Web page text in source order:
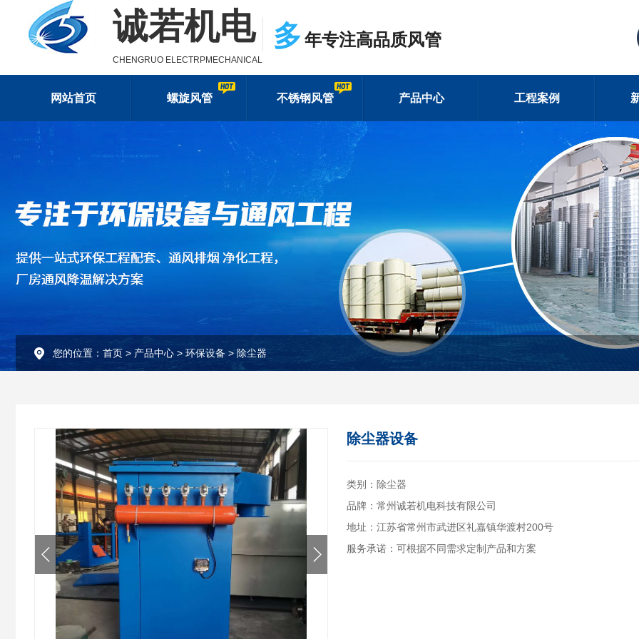
诚若机电
CHENGRUO ELECTRPMECHANICAL
多年专注高品质风管
网站首页 螺旋风管 不锈钢风管 产品中心 工程案例
您的位置： 首页 > 产品中心 > 环保设备 > 除尘器
除尘器设备
类别：除尘器
品牌：常州诚若机电科技有限公司
地址：江苏省常州市武进区礼嘉镇华渡村200号
服务承诺：可根据不同需求定制产品和方案